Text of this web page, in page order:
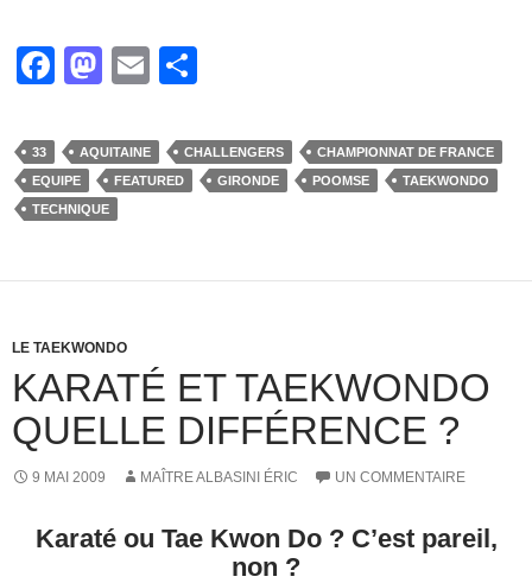
F
c
e
b
o
k
M
st
o
d
n
E
ail ta
g
33 AQUITAINE CHALLENGERS
CHAMPIONNAT DE FRANCE
EQUIPE
FEATURED GIRONDE POOMSE
TAEKWONDO
TECHNIQUE
LE TAEKWONDO
KARATÉ ET TAEKWONDO
QUELLE DIFFÉRENCE ?
9 MAI 2009 MAÎTRE ALBASINI ÉRIC UN COMMENTAIRE
Karaté ou Tae Kwon Do ? C’est pareil,
non ?